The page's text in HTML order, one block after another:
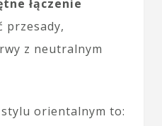
łączenie
przesady,
z neutralnym
orientalnym to: